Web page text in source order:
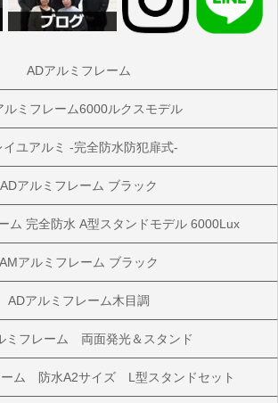
ADアルミフレーム
ルミフレーム6000ルクスモデル
イユアルミ -完全防水防犯扉式-
ADアルミフレーム ブラック
ム 完全防水 A型スタンドモデル 6000Lux
AMアルミフレーム ブラック
ADアルミフレーム木目調
ミフレーム 両面発光＆スタンド
ーム 防水A2サイズ L型スタンドセット